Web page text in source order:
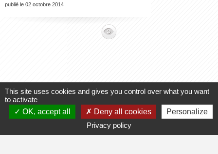
publié le 02 octobre 2014
Vous êtes un professionnel ? Demandez les droits de gestion ou
la création de votre fiche
This site uses cookies and gives you control over what you want
to activate
OK, accept all
Deny all cookies
Personalize
Privacy policy